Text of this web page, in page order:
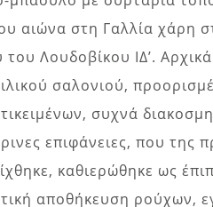
αιώνα στη Γαλλία χάρη
του Λουδοβίκου ΙΔ’.
σαλονιού,
συχνά
επιφάνειες, που
καθιερώθηκε ως
αποθήκευση ρούχων,